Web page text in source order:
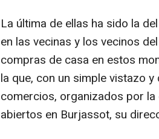
La última de ellas ha sido la
en las vecinas y los vecinos
compras de casa en estos
la que, con un simple vistazo
comercios, organizados por
abiertos en Burjassot, su